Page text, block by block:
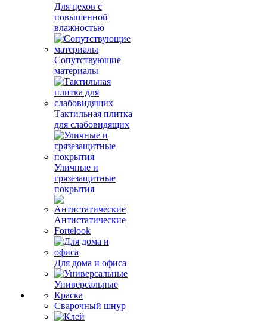
Для цехов с
повышенной
влажностью
Сопутствующие
материалы
Тактильная плитка
для слабовидящих
Уличные и
грязезащитные
покрытия
Антистатические
Fortelook
Для дома и офиса
Универсальные
Краска
Сварочный шнур